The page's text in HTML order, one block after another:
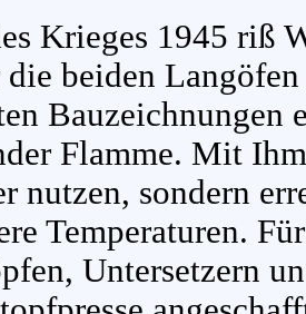
Krieges 1945 riß
beiden
Bauzeichnungen
Flamme. Mit
nutzen, sondern
Temperaturen.
Untersetzern